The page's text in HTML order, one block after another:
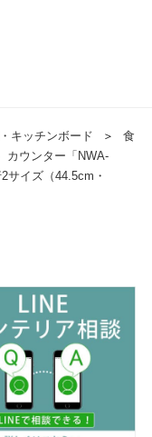
キッチンボード ＞
食
カウンター「NWA-
サイズ（44.5cm・